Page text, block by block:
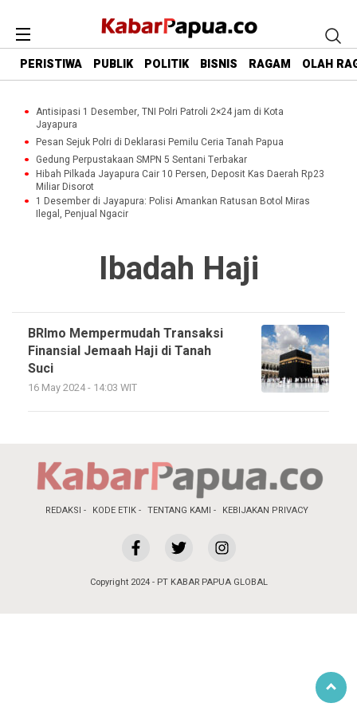
PERISTIWA PUBLIK POLITIK BISNIS RAGAM OLAH
Antisipasi 1 Desember, TNI Polri Patroli 2×24 jam di Kota
Jayapura
Pesan Sejuk Polri di Deklarasi Pemilu Ceria Tanah Papua
Gedung Perpustakaan SMPN 5 Sentani Terbakar
Hibah Pilkada Jayapura Cair 10 Persen, Deposit Kas Daerah Rp23
Miliar Disorot
1 Desember di Jayapura: Polisi Amankan Ratusan Botol Miras
Ilegal, Penjual Ngacir
Ibadah Haji
BRImo Mempermudah Transaksi
Finansial Jemaah Haji di Tanah
Suci
16 May 2024 - 14:03 WIT
REDAKSI KODE ETIK TENTANG KAMI KEBIJAKAN PRIVACY
Copyright 2024 - PT KABAR PAPUA GLOBAL